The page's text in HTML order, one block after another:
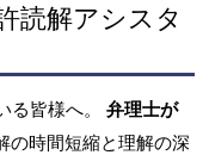
読解アシスタ
る皆様へ。 弁理士が
の時間短縮と理解の深